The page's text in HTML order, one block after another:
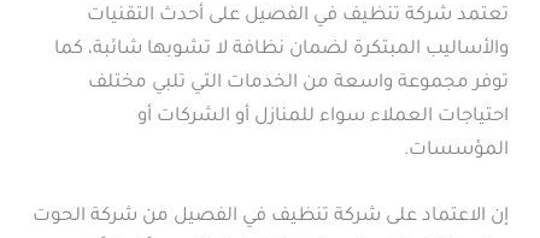
تعتمد شركة تنظيف في الفصيل على أحدث التقنيات
والأساليب المبتكرة لضمان نظافة لا تشوبها شائبة، كما
توفر مجموعة واسعة من الخدمات التي تلبي مختلف
احتياجات العملاء سواء للمنازل أو الشركات أو
المؤسسات.
إن الاعتماد على شركة تنظيف في الفصيل من شركة الحوت